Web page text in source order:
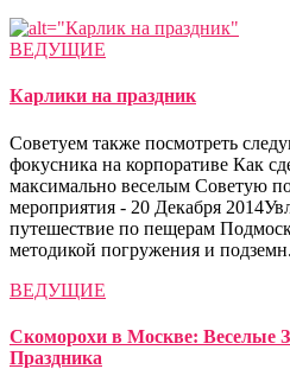
ВЕДУЩИЕ
Карлики на праздник
Советуем также посмотреть
фокусника на корпоративе Как
максимально веселым Советую
мероприятия - 20 Декабря
путешествие по пещерам
методикой погружения и
ВЕДУЩИЕ
Скоморохи в Москве: Веселые
Праздника